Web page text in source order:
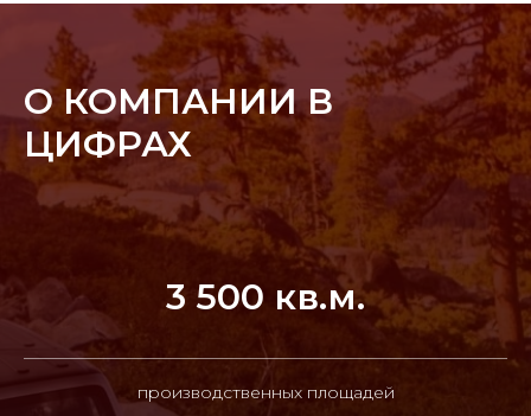
О КОМПАНИИ В
ЦИФРАХ
3 500 кв.м.
производственных площадей